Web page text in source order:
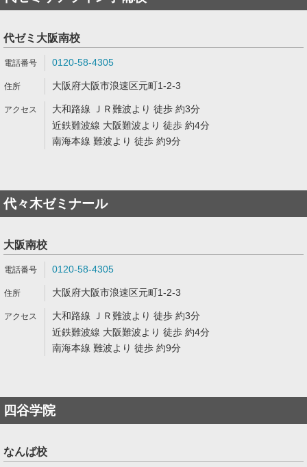
代ゼミ大阪南校
0120-58-4305
大阪府大阪市浪速区元町1-2-3
大和路線 ＪＲ難波より 徒歩 約3分
近鉄難波線 大阪難波より 徒歩 約4分
南海本線 難波より 徒歩 約9分
代々木ゼミナール
大阪南校
0120-58-4305
大阪府大阪市浪速区元町1-2-3
大和路線 ＪＲ難波より 徒歩 約3分
近鉄難波線 大阪難波より 徒歩 約4分
南海本線 難波より 徒歩 約9分
四谷学院
なんば校